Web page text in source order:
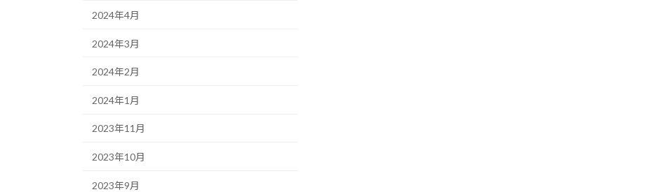
2024年4月
2024年3月
2024年2月
2024年1月
2023年11月
2023年10月
2023年9月